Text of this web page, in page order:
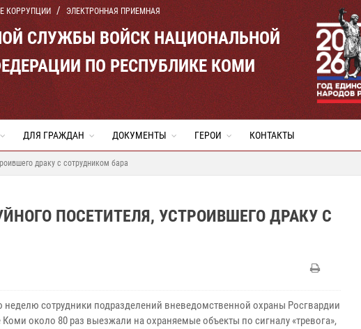
КОРРУПЦИИ ЭЛЕКТРОННАЯ ПРИЕМНАЯ
СЛУЖБЫ ВОЙСК НАЦИОНАЛЬНОЙ
ПО РЕСПУБЛИКЕ КОМИ
ДЛЯ ГРАЖДАН ДОКУМЕНТЫ ГЕРОИ КОНТАКТЫ
драку с сотрудником бара
ПОСЕТИТЕЛЯ, УСТРОИВШЕГО ДРАКУ С
сотрудники подразделений вневедомственной охраны Росгвардии
Коми около 80 раз выезжали на охраняемые объекты по сигналу «тревога»,